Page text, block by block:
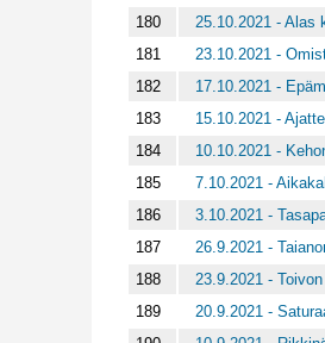
180
25.10.2021 - Alas
181
23.10.2021 -
182
17.10.2021 -
183
15.10.2021 -
184
10.10.2021 -
185
7.10.2021 -
186
3.10.2021 -
187
26.9.2021 -
188
23.9.2021 -
189
20.9.2021 -